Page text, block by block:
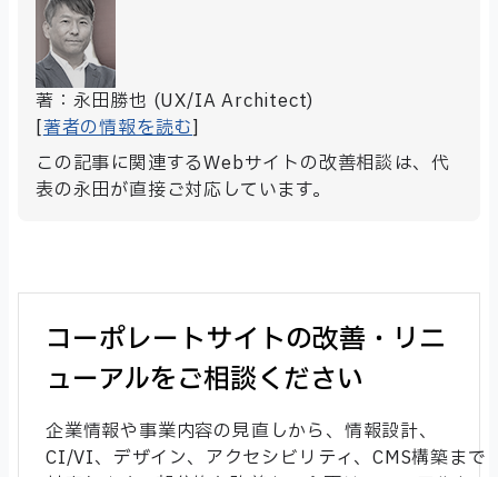
著：永田勝也 (UX/IA Architect)
[著者の情報を読む]
この記事に関連するWebサイトの改善相談は、代
表の永田が直接ご対応しています。
コーポレートサイトの改善・リニ
ューアルをご相談ください
企業情報や事業内容の見直しから、情報設計、
CI/VI、デザイン、アクセシビリティ、CMS構築まで